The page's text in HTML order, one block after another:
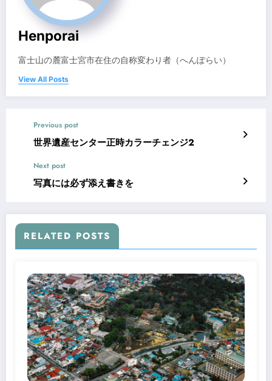
Henporai
富士山の麓富士宮市在住の自称変わり者（へんぽらい）
View All Posts
Previous post
世界遺産センター正時カラーチェンジ2
Next post
写真には必ず添え書きを
RELATED POSTS